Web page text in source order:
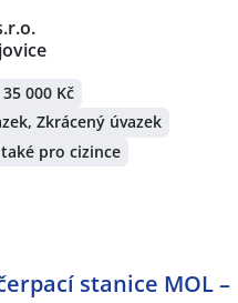
000 Kč
Zkrácený úvazek
pro cizince
stanice MOL –